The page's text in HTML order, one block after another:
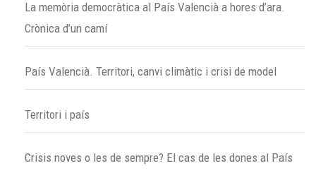
La memòria democràtica al País Valencià a hores d’ara.
Crònica d’un camí
País Valencià. Territori, canvi climàtic i crisi de model
Territori i país
Crisis noves o les de sempre? El cas de les dones al País